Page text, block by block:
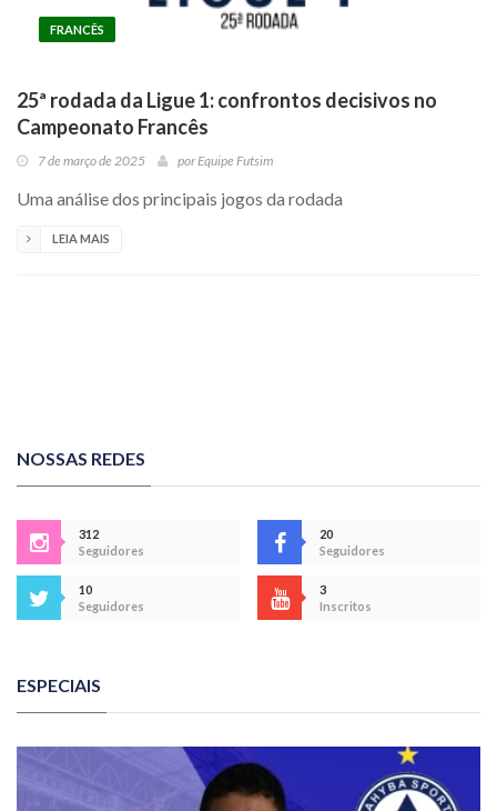
FRANCÊS
25ª rodada da Ligue 1: confrontos decisivos no
Campeonato Francês
7 de março de 2025 por Equipe Futsim
Uma análise dos principais jogos da rodada
LEIA MAIS
NOSSAS REDES
312
Seguidores
20
Seguidores
10
Seguidores
3
Inscritos
ESPECIAIS